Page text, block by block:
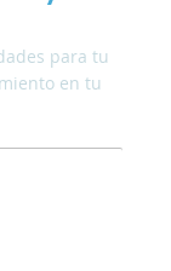
para tu
en tu